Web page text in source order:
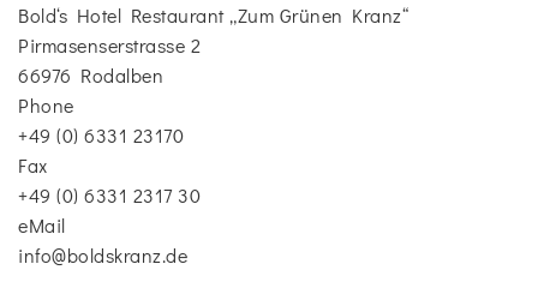
Bold‘s Hotel Restaurant „Zum Grünen Kranz“
Pirmasenserstrasse 2
66976 Rodalben
Phone
+49 (0) 6331 23170
Fax
+49 (0) 6331 2317 30
eMail
info@boldskranz.de